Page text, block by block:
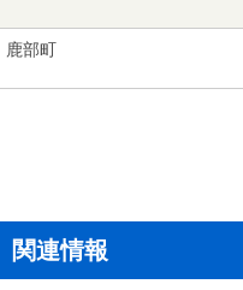
鹿部町
関連情報